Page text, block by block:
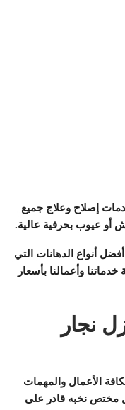
إصلاح وعلاج جميع
أو عيوب بحرفية عالية.
أنواع الدهانات التي
وأعمالنا بأسعار
نجار
الأعمال والمهمات
مختص نخبه قادر على